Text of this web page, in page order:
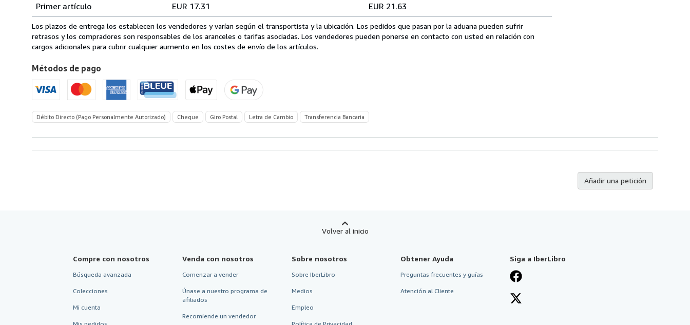
de
envío
en
Estados
de
America
pedido
Primer artículo
EUR 17.31 EUR 21.63
Los plazos de entrega los establecen los vendedores y varían según el transportista y la ubicación. Los pedidos que pasan por la aduana pueden sufrir
retrasos y los compradores son responsables de los aranceles o tarifas asociadas. Los vendedores pueden ponerse en contacto con usted en relación con
cargos adicionales para cubrir cualquier aumento en los costes de envío de los artículos.
Métodos de pago
Débito Directo (Pago Personalmente Autorizado) Cheque Giro Postal Letra de Cambio Transferencia Bancaria
Añadir una petición
Volver al inicio
Compre con nosotros
Búsqueda avanzada
Colecciones
Mi cuenta
Venda con nosotros
Comenzar a vender
Únase a nuestro programa de
afiliados
Recomiende un vendedor
Sobre nosotros
Sobre IberLibro
Medios
Empleo
Obtener Ayuda
Preguntas frecuentes y guías
Atención al Cliente
Siga a IberLibro